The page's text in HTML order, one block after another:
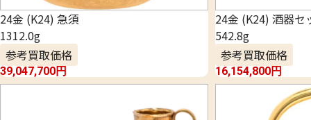
24金 (K24) 急須
1312.0g
参考買取価格
39,047,700円
24金 (K24) 酒器セ
542.8g
参考買取価格
16,154,800円